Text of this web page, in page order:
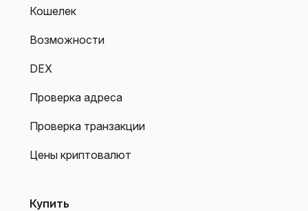
Кошелек
Возможности
DEX
Проверка адреса
Проверка транзакции
Цены криптовалют
Купить